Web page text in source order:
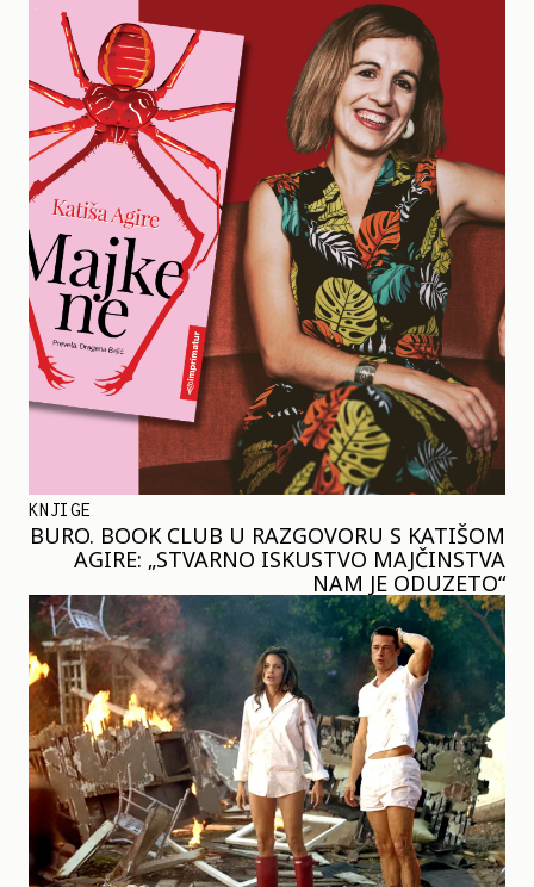
KNJIGE
BURO. BOOK CLUB U RAZGOVORU S KATIŠOM
AGIRE: „STVARNO ISKUSTVO MAJČINSTVA
NAM JE ODUZETO“